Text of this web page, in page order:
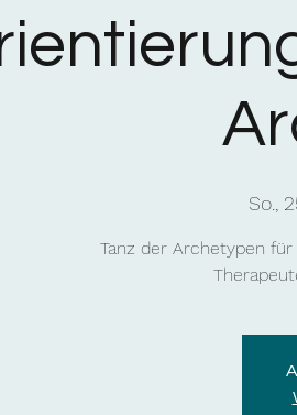
So.,
Tanz der Archetypen